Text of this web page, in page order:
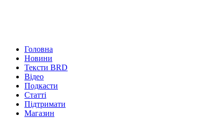
Головна
Новини
Тексти BRD
Відео
Подкасти
Статті
Підтримати
Магазин